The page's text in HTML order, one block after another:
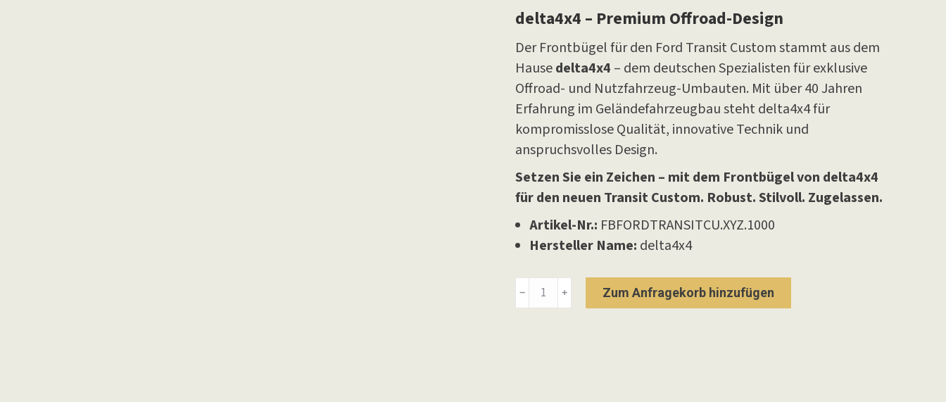
delta4x4 – Premium Offroad-Design
Der Frontbügel für den Ford Transit Custom stammt aus dem
Hausedelta4x4 – dem deutschen Spezialisten für exklusive
Offroad- und Nutzfahrzeug-Umbauten. Mit über 40 Jahren
Erfahrung im Geländefahrzeugbau steht delta4x4 für
kompromisslose Qualität, innovative Technik und
anspruchsvolles Design.
Setzen Sie ein Zeichen – mit dem Frontbügel von delta4x4
für den neuen Transit Custom. Robust. Stilvoll. Zugelassen.
Artikel-Nr.: FBFORDTRANSITCU.XYZ.1000
Hersteller Name: delta4x4
Frontbügel
70mm
﹣ ﹢ Zum Anfragekorb hinzufügen